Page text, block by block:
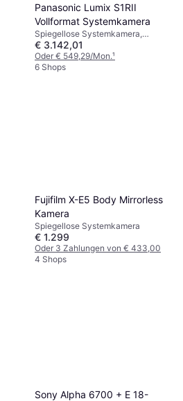
Panasonic Lumix S1RII
Vollformat Systemkamera
Spiegellose Systemkamera,
CMOS, Vollformat (35 mm), 44.3
MP, Sequenzaufnahme,
Wasserfest, 790g
€ 3.142,01
Oder € 549,29/Mon.¹
6 Shops
Fujifilm X-E5 Body Mirrorless
Kamera
Spiegellose Systemkamera
€ 1.299
Oder 3 Zahlungen von € 433,00
4 Shops
Sony Alpha 6700 + E 18-